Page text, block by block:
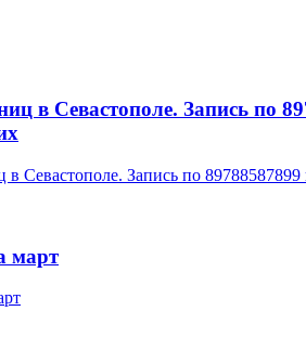
в Севастополе. Запись по
март